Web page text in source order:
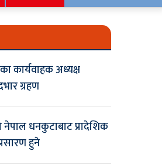
कार्यवाहक अध्यक्ष
ग्रहण
नेपाल धनकुटाबाट प्रादेशिक
हुने